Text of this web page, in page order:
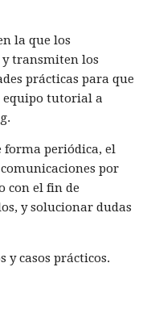
la que los
y transmiten los
prácticas para que
equipo tutorial a
forma periódica, el
por
con el fin de
y solucionar dudas
y casos prácticos.